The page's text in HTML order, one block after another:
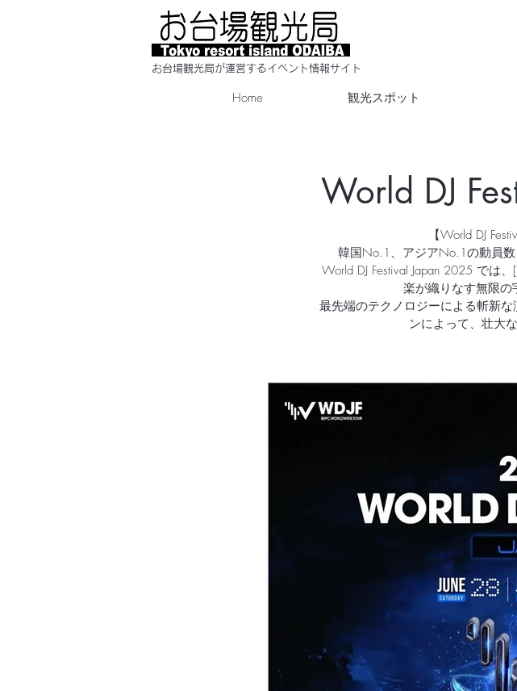
​お台場観光局が運営するイベント情報サイト
Home 観光スポット
World DJ
【World DJ
韓国No.1、アジアNo.1の動員数
World DJ Festival Japan 2025 では
楽が織りなす無限の
最先端のテクノロジーによる斬新
ンによって、壮大